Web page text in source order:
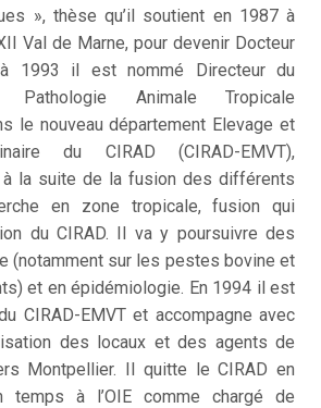
», thèse qu’il soutient en 1987 à
Val de Marne, pour devenir Docteur
1993 il est nommé Directeur du
Pathologie Animale Tropicale
le nouveau département Elevage et
du CIRAD (CIRAD-EMVT),
à la suite de la fusion des différents
en zone tropicale, fusion qui
du CIRAD. Il va y poursuivre des
(notamment sur les pestes bovine et
et en épidémiologie. En 1994 il est
CIRAD-EMVT et accompagne avec
des locaux et des agents de
Montpellier. Il quitte le CIRAD en
temps à l’OIE comme chargé de